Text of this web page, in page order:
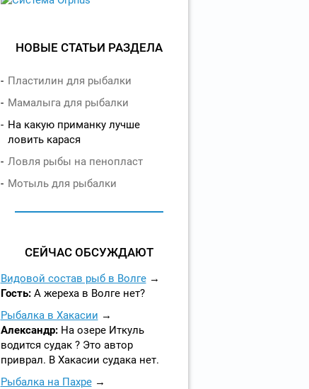
НОВЫЕ СТАТЬИ РАЗДЕЛА
Пластилин для рыбалки
Мамалыга для рыбалки
На какую приманку лучше
ловить карася
Ловля рыбы на пенопласт
Мотыль для рыбалки
СЕЙЧАС ОБСУЖДАЮТ
Видовой состав рыб в Волге
Гость: А жереха в Волге нет?
Рыбалка в Хакасии
Александр: На озере Иткуль
водится судак ? Это автор
приврал. В Хакасии судака нет.
Рыбалка на Пахре